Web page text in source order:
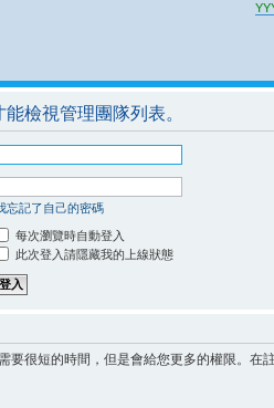
檢視管理團隊列表。
忘記了自己的密碼
每次瀏覽時自動登入
此次登入請隱藏我的上線狀態
要很短的時間，但是會給您更多的權限。